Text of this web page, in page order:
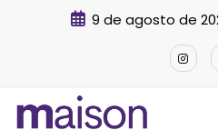
9 de agosto de